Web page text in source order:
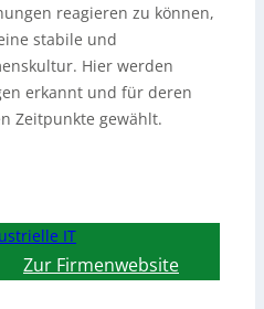
reagieren zu können,
stabile und
Hier werden
erkannt und für deren
Zeitpunkte gewählt.
IT
Zur Firmenwebsite